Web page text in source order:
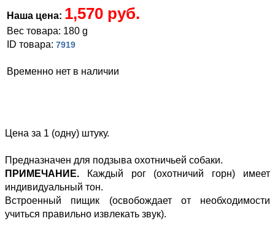
Наша цена: 1,570 руб.
Вес товара: 180 g
ID товара: 7919
Временно нет в наличии
Цена за 1 (одну) штуку.
Предназначен для подзыва охотничьей собаки.
ПРИМЕЧАНИЕ. Каждый рог (охотничий горн) имеет
индивидуальный тон.
Встроенный пищик (освобождает от необходимости
учиться правильно извлекать звук).